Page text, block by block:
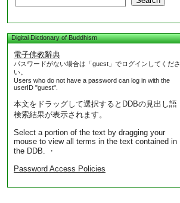
Digital Dictionary of Buddhism
電子佛教辭典
パスワードがない場合は「guest」でログインしてくださ
い。
Users who do not have a password can log in with the
userID "guest".
本文をドラッグして選択するとDDBの見出し語
検索結果が表示されます。
Select a portion of the text by dragging your
mouse to view all terms in the text contained in
the DDB. ・
Password Access Policies